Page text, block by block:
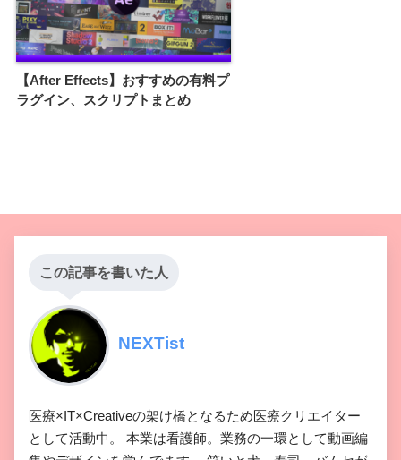
【After Effects】おすすめの有料プ
ラグイン、スクリプトまとめ
この記事を書いた人
NEXTist
医療×IT×Creativeの架け橋となるため医療クリエイター
として活動中。 本業は看護師。業務の一環として動画編